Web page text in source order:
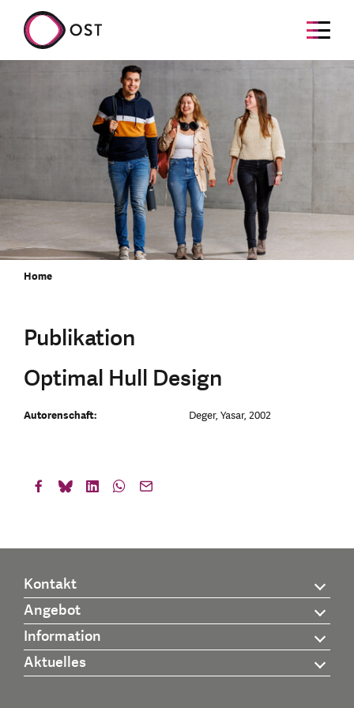
Home
Publikation
Optimal Hull Design
Autorenschaft: Deger, Yasar, 2002
Kontakt
Angebot
Information
Aktuelles